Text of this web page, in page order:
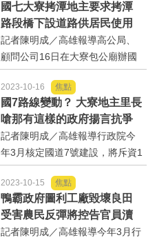
段，辨公聽會計畫路線急轉彎引
發居民、地主強烈不滿，為兼顧
在地心聲及城市發展，立委林...
國七大寮拷潭地主要求拷潭
路段橋下設道路供居民使用
記者陳明成／高雄報導高公局、
顧問公司16日在大寮包公廟辦國
七興建設有會，王姓地主代表拷
潭居民發聲，除要妥善補償地
主，建議開發單位於國七道路行
經拷潭路段時在路橋下闢設道路
供居民對外交通行車。王姓...
2023-10-16 焦點
國7路線變動？ 大寮地主里長
嗆那有這樣的政府揚言抗爭
到底
記者陳明成／高雄報導行政院今
年3月核定國道7號建設，將斥資1
357.9億元，交通部高速公路局16
日在高雄大寮區包公廟辦公聽
會，公廳會前夕路線莫名更動地
主質疑有蔽端，刻意閃避工廠摧
毀農田，涉嫌瀆職。在場並...
2023-10-15 焦點
鴨霸政府圖利工廠毀壞良田
受害農民反彈將控告官員瀆
職爭取國賠
記者陳明成／高雄報導今年3月行